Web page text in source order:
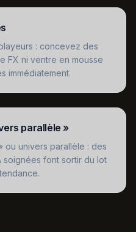
: concevez des
FX ni ventre en mousse
immédiatement.
parallèle »
ou univers parallèle : des
soignées font sortir du lot